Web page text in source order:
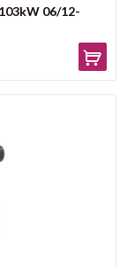
06/12-